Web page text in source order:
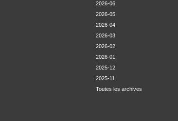
2026-06
2026-05
2026-04
2026-03
2026-02
2026-01
2025-12
2025-11
Toutes les archives